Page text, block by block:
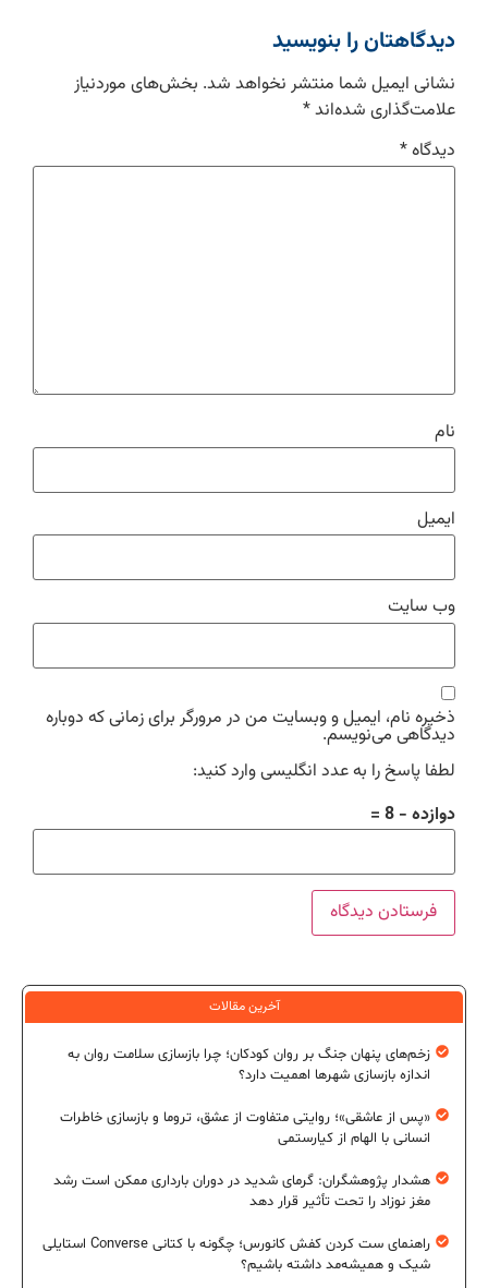
دیدگاهتان را بنویسید
نشانی ایمیل شما منتشر نخواهد شد. بخش‌های موردنیاز
علامت‌گذاری شده‌اند*
دیدگاه*
نام
ایمیل
وب‌ سایت
ذخیره نام، ایمیل و وبسایت من در مرورگر برای زمانی که دوباره
دیدگاهی می‌نویسم.
لطفا پاسخ را به عدد انگلیسی وارد کنید:
دوازده − 8 =
آخرین مقالات
زخم‌های پنهان جنگ بر روان کودکان؛ چرا بازسازی سلامت روان به
اندازه بازسازی شهرها اهمیت دارد؟
«پس از عاشقی»؛ روایتی متفاوت از عشق، تروما و بازسازی خاطرات
انسانی با الهام از کیارستمی
هشدار پژوهشگران: گرمای شدید در دوران بارداری ممکن است رشد
مغز نوزاد را تحت تأثیر قرار دهد
راهنمای ست کردن کفش کانورس؛ چگونه با کتانی Converse استایلی
شیک و همیشه‌مد داشته باشیم؟